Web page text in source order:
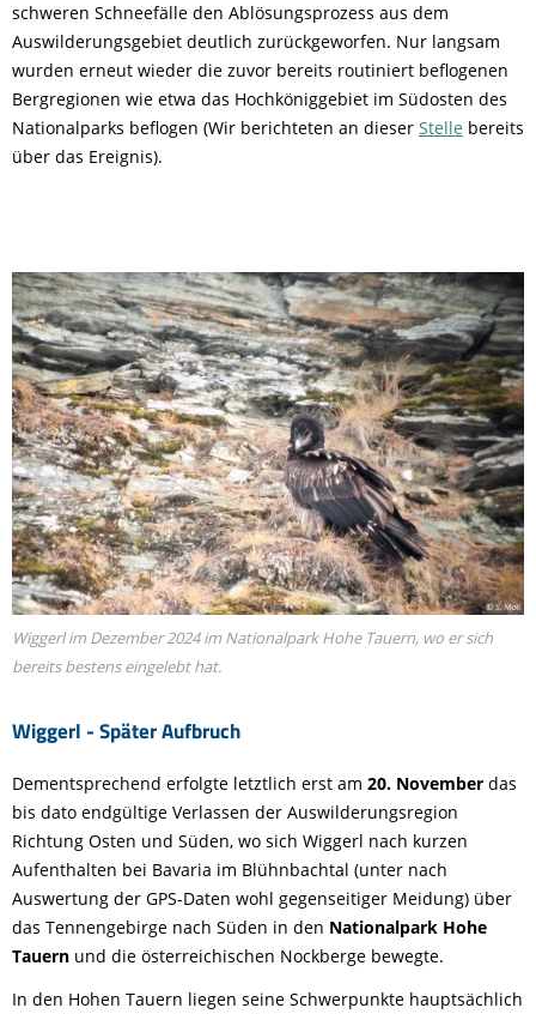
schweren Schneefälle den Ablösungsprozess aus dem
Auswilderungsgebiet deutlich zurückgeworfen. Nur langsam
wurden erneut wieder die zuvor bereits routiniert beflogenen
Bergregionen wie etwa das Hochköniggebiet im Südosten des
Nationalparks beflogen (Wir berichteten an dieser Stelle bereits
über das Ereignis).
Wiggerl - Später Aufbruch
Wiggerl im Dezember 2024 im Nationalpark Hohe Tauern, wo er sich
bereits bestens eingelebt hat.
Dementsprechend erfolgte letztlich erst am 20. November das
bis dato endgültige Verlassen der Auswilderungsregion
Richtung Osten und Süden, wo sich Wiggerl nach kurzen
Aufenthalten bei Bavaria im Blühnbachtal (unter nach
Auswertung der GPS-Daten wohl gegenseitiger Meidung) über
das Tennengebirge nach Süden in den Nationalpark Hohe
Tauern und die österreichischen Nockberge bewegte.
In den Hohen Tauern liegen seine Schwerpunkte hauptsächlich